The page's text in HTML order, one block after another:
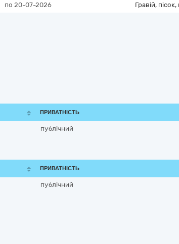
по 20-07-2026
Гравій,
ПРИВАТНІСТЬ
публічний
ПРИВАТНІСТЬ
публічний